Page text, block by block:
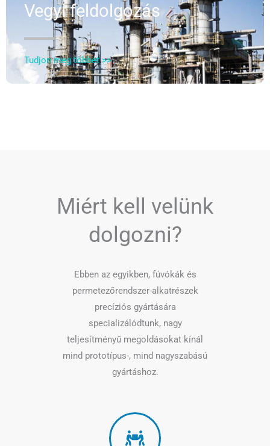
Vegyi feldolgozás
Tudjon meg többet >>
Miért kell velünk
dolgozni?
Ebben az egyikben, fúvókák és
permetezőrendszer-alkatrészek
precíziós gyártására
specializálódtunk, nagy
teljesítményű megoldásokat kínál
mind prototípus-, mind nagyszabású
gyártáshoz.